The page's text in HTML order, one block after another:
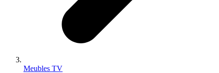
Meubles TV